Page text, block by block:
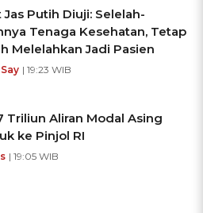
Jas Putih Diuji: Selelah-
Tenaga Kesehatan, Tetap
Melelahkan Jadi Pasien
| 19:23 WIB
Triliun Aliran Modal Asing
ke Pinjol RI
| 19:05 WIB